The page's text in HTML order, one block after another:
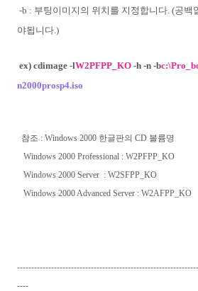
-b : 부팅이미지의 위치를 지정합니다. (공백
야됩니다.)
ex) cdimage -lW2PFPP_KO -h -n -b
n2000prosp4.iso
참조 : Windows 2000 한글판의 CD 볼륨명
Windows 2000 Professional : W2PFPP_KO
Windows 2000 Server : W2SFPP_KO
Windows 2000 Advanced Server : W2AFPP_KO
----